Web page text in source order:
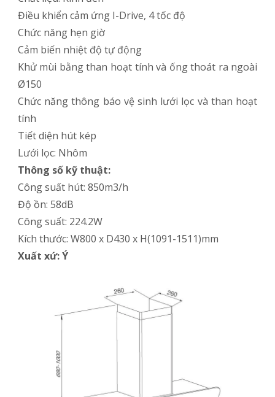
Điều khiển cảm ứng I-Drive, 4 tốc độ
Chức năng hẹn giờ
Cảm biến nhiệt độ tự động
Khử mùi bằng than hoạt tính và ống thoát ra ngoài
Ø150
Chức năng thông báo vệ sinh lưới lọc và than hoạt
tính
Tiết diện hút kép
Lưới lọc: Nhôm
Thông số kỹ thuật:
Công suất hút: 850m3/h
Độ ồn: 58dB
Công suất: 224.2W
Kích thước: W800 x D430 x H(1091-1511)mm
Xuất xứ: Ý